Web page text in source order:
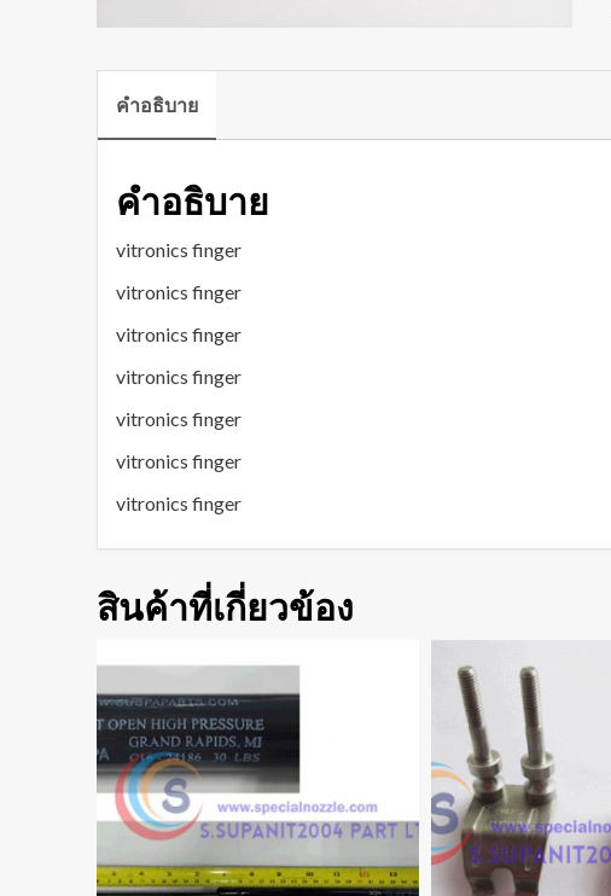
คำอธิบาย
คำอธิบาย
vitronics finger
vitronics finger
vitronics finger
vitronics finger
vitronics finger
vitronics finger
vitronics finger
สินค้าที่เกี่ยวข้อง